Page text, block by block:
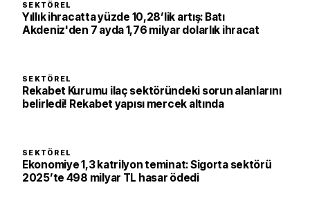
SEKTÖREL
Yıllık ihracatta yüzde 10,28’lik artış: Batı
Akdeniz'den 7 ayda 1,76 milyar dolarlık ihracat
SEKTÖREL
Rekabet Kurumu ilaç sektöründeki sorun alanlarını
belirledi! Rekabet yapısı mercek altında
SEKTÖREL
Ekonomiye 1,3 katrilyon teminat: Sigorta sektörü
2025’te 498 milyar TL hasar ödedi